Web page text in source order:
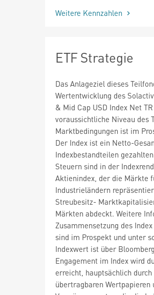
Weitere Kennzahlen
ETF Strategie
Das Anlageziel dieses
Wertentwicklung des
& Mid Cap USD Index Net
voraussichtliche Niveau des
Marktbedingungen ist im
Der Index ist ein Netto-
Indexbestandteilen
Steuern sind in der
Aktienindex, der die Märkte
Industrieländern
Streubesitz-
Märkten abdeckt. Weitere
Zusammensetzung des
sind im Prospekt und unter
Indexwert ist über
Engagement im Index wird
erreicht, hauptsächlich
übertragbaren